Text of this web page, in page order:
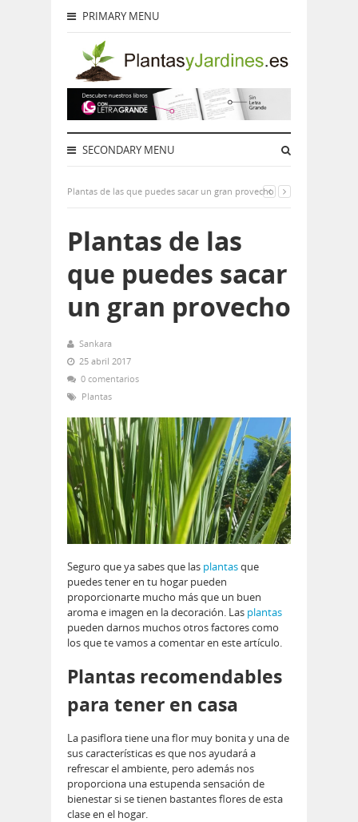
PRIMARY MENU
SECONDARY MENU
Plantas de las que puedes sacar un gran provecho
Plantas de las
que puedes sacar
un gran provecho
Sankara
25 abril 2017
0 comentarios
Plantas
Seguro que ya sabes que las plantasque
puedes tener en tu hogar pueden
proporcionarte mucho más que un buen
aroma e imagen en la decoración. Las plantas
pueden darnos muchos otros factores como
los que te vamos a comentar en este artículo.
Plantas recomendables
para tener en casa
La pasiflora tiene una flor muy bonita y una de
sus características es que nos ayudará a
refrescar el ambiente, pero además nos
proporciona una estupenda sensación de
bienestar si se tienen bastantes flores de esta
clase en el hogar.